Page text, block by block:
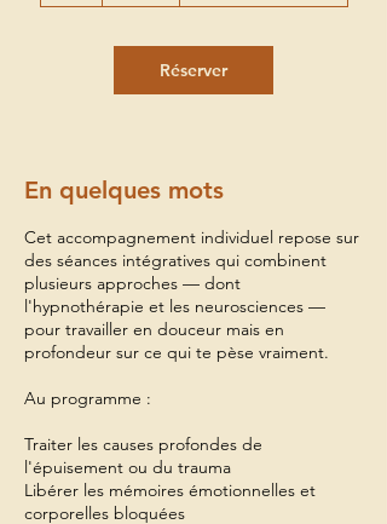
Réserver
En quelques mots
Cet accompagnement individuel repose sur
des séances intégratives qui combinent
plusieurs approches — dont
l'hypnothérapie et les neurosciences —
pour travailler en douceur mais en
profondeur sur ce qui te pèse vraiment.
Au programme :
Traiter les causes profondes de
l'épuisement ou du trauma
Libérer les mémoires émotionnelles et
corporelles bloquées